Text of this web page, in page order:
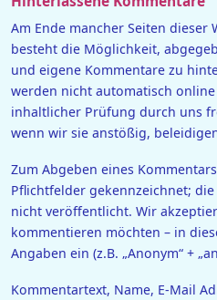
Am Ende mancher Seiten dieser
besteht die Möglichkeit,
und eigene Kommentare zu
werden nicht automatisch
inhaltlicher Prüfung durch uns
wenn wir sie anstößig,
Zum Abgeben eines
Pflichtfelder gekennzeichnet;
nicht veröffentlicht. Wir
kommentieren möchten – in
Angaben ein (z.B. „Anonym“ +
Kommentartext, Name, E-Mail